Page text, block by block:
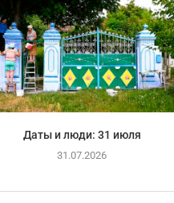
Даты и люди: 31 июля
31.07.2026